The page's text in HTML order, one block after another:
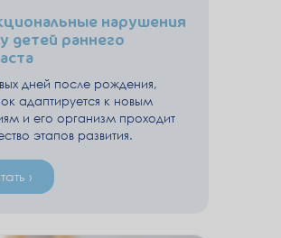
нарушения
детей раннего
дней после рождения,
адаптируется к новым
и его организм проходит
этапов развития.
›